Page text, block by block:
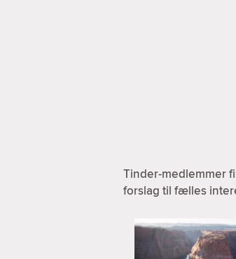
Tinder-medlemmer
forslag til fælles